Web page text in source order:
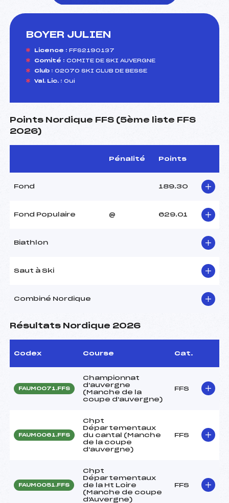
BOYER JULIEN
Licence : FFS2190137
Comité : COMITE DE SKI AUVERGNE
Club : 02070 SKI CLUB DE BESSE
Val. Lic. : Oui
Points Nordique FFS (5ème liste FFS
2026)
Pénalité Points
Fond 189.30
Fond Populaire @ 629.01
Biathlon
Saut à Ski
Combiné Nordique
Résultats Nordique 2026
Codex Course Cat.
FAUM0071.FFS
Championnat
d'auvergne
(Manche de la
coupe d'auvergne)
FFS
FAUM0061.FFS
Chpt
Départementaux
du cantal (Manche
de la coupe
d'auvergne)
FFS
FAUM0051.FFS
Chpt
Départementaux
de la Ht Loire
(Manche de coupe
d'Auvergne)
FFS